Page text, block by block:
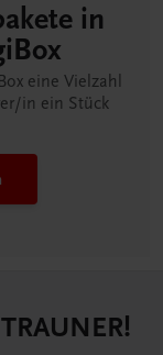
in
eine Vielzahl
in ein Stück